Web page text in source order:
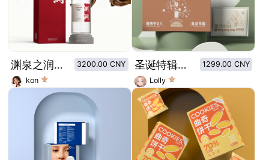
渊泉之润-白酒
3200.00 CNY
kon
圣诞特辑曼特宁挂耳咖啡包装
1299.00 CNY
Lolly